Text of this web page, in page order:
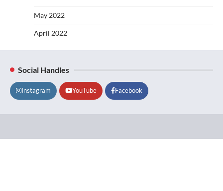
May 2022
April 2022
Social Handles
Instagram YouTube Facebook